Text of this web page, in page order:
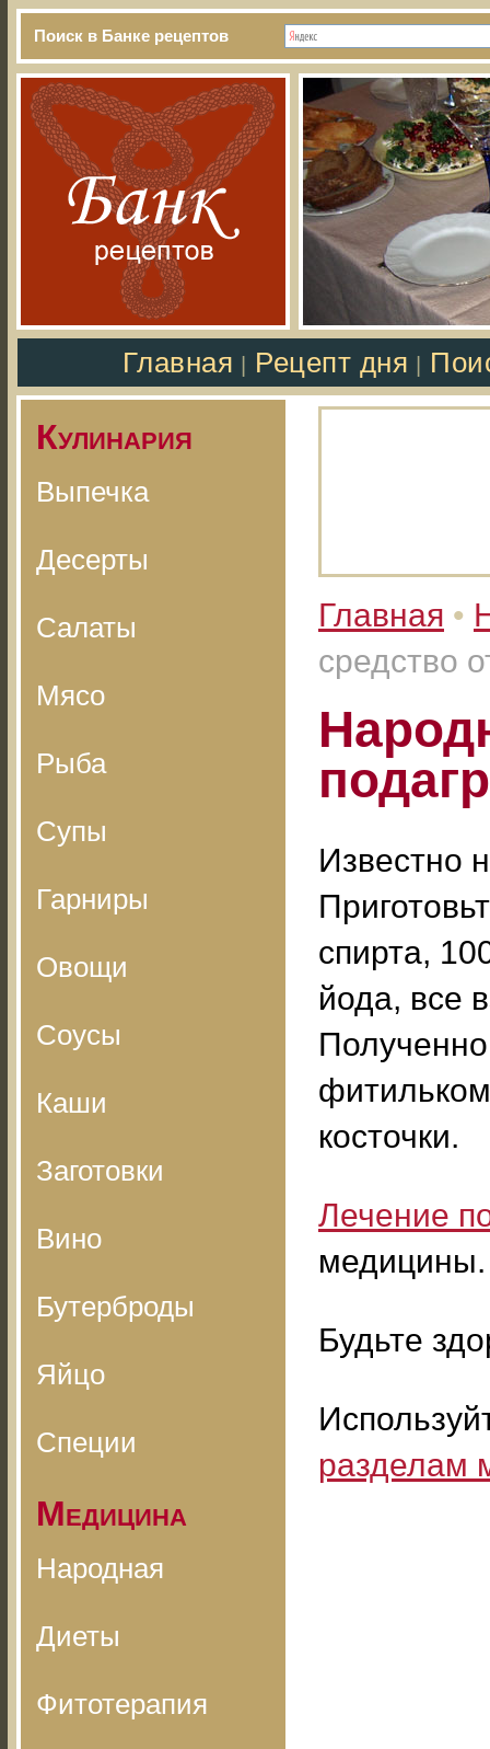
Поиск в Банке рецептов
Главная Рецепт дня
Кулинария
Выпечка
Десерты
Салаты
Мясо
Рыба
Супы
Гарниры
Овощи
Соусы
Каши
Заготовки
Вино
Бутерброды
Яйцо
Специи
Медицина
Народная
Диеты
Фитотерапия
Главная •
средство
Известно
спирта,
йода, все
косточки.
Лечение
медицины.
Будьте
разделам